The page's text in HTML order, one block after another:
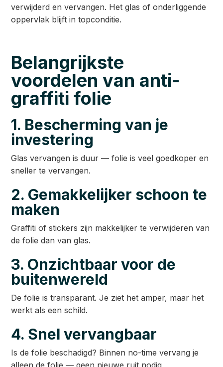
verwijderd en vervangen. Het glas of onderliggende
oppervlak blijft in topconditie.
Belangrijkste
voordelen van anti-
graffiti folie
1. Bescherming van je
investering
Glas vervangen is duur — folie is veel goedkoper en
sneller te vervangen.
2. Gemakkelijker schoon te
maken
Graffiti of stickers zijn makkelijker te verwijderen van
de folie dan van glas.
3. Onzichtbaar voor de
buitenwereld
De folie is transparant. Je ziet het amper, maar het
werkt als een schild.
4. Snel vervangbaar
Is de folie beschadigd? Binnen no-time vervang je
alleen de folie — geen nieuwe ruit nodig.